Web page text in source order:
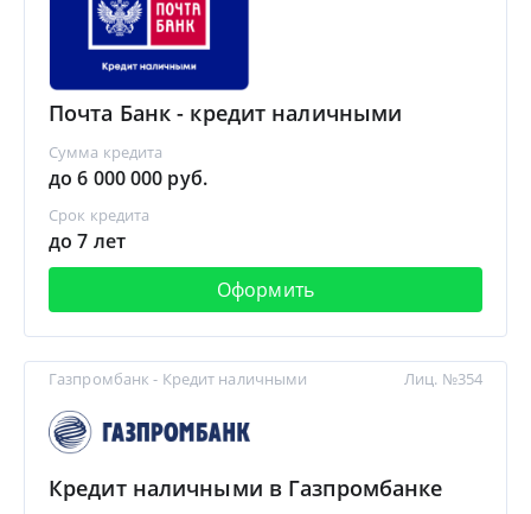
Почта Банк - кредит наличными
Сумма кредита
до 6 000 000 руб.
Срок кредита
до 7 лет
Оформить
Газпромбанк - Кредит наличными
Кредит наличными в Газпромбанке
Лиц. №354